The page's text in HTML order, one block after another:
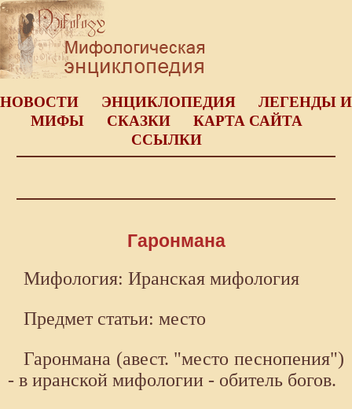
НОВОСТИ ЭНЦИКЛОПЕДИЯ
ЛЕГЕНДЫ И
МИФЫ
СКАЗКИ
КАРТА САЙТА
ССЫЛКИ
Гаронмана
Мифология: Иранская мифология
Предмет статьи: место
Гаронмана (авест. "место песнопения")
- в иранской мифологии - обитель богов.